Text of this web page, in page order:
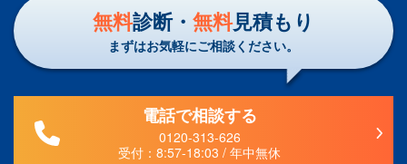
無料診断・ 無料見積もり
まずはお気軽にご相談ください。
電話で相談する
0120-313-626
受付：8:57-18:03 /年中無休